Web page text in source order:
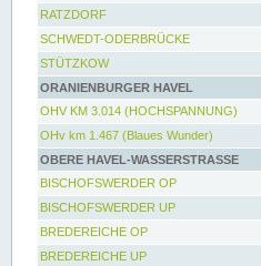
RATZDORF
SCHWEDT-ODERBRÜCKE
STÜTZKOW
ORANIENBURGER HAVEL
OHV KM 3.014 (HOCHSPANNUNG)
OHv km 1.467 (Blaues Wunder)
OBERE HAVEL-WASSERSTRASSE
BISCHOFSWERDER OP
BISCHOFSWERDER UP
BREDEREICHE OP
BREDEREICHE UP